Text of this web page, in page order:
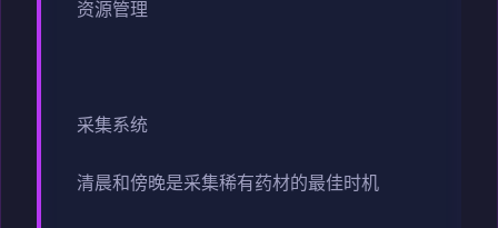
资源管理
采集系统
清晨和傍晚是采集稀有药材的最佳时机